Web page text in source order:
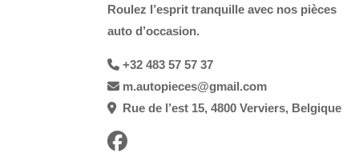
Roulez l’esprit tranquille avec nos pièces
auto d’occasion.
+32 483 57 57 37
m.autopieces@gmail.com
Rue de l’est 15, 4800 Verviers, Belgique